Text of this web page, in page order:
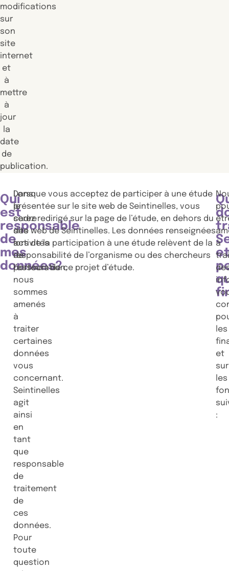
modifications
sur
son
site
internet
et
à
mettre
à
jour
la
date
de
publication.
Qui
est
responsable
de
mes
données?
Dans
le
cadre
des
activités
de
l’association,
nous
sommes
amenés
à
traiter
certaines
données
vous
concernant.
Seintinelles
agit
ainsi
en
tant
que
responsable
de
traitement
de
ces
données.
Pour
toute
question
Lorsque vous acceptez de participer à une étude
présentée sur le site web de Seintinelles, vous
serez redirigé sur la page de l’étude, en dehors du
site web de Seintinelles. Les données renseignées
lors de la participation à une étude relèvent de la
responsabilité de l’organisme ou des chercheurs
porteurs de ce projet d’étude.
à
les
et
sur
les
: